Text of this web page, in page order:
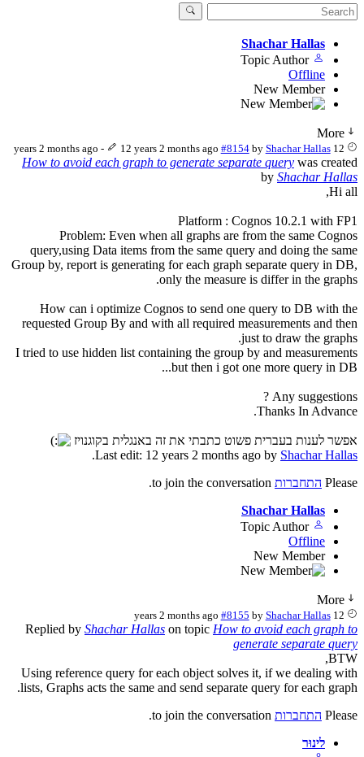
Shachar Hallas
Topic Author
Offline
New Member
More
12 years 2 months ago
- 12 years 2 months ago #8154 by Shachar Hallas
How to avoid each graph to generate separate query was created
by Shachar Hallas
Hi all,
Platform : Cognos 10.2.1 with FP1
Problem: Even when all graphs are from the same Cognos
query,using Data items from the same query and doing the same
Group by, report is generating for each graph separate query in DB,
only the measure is differ in the graphs.
How can i optimize Cognos to send one query to DB with the
requested Group By and with all required measurements and then
just to draw the graphs.
I tried to use hidden list containing the group by and measurements
but then i got one more query in DB...
Any suggestions ?
Thanks In Advance.
אפשר לענות בעברית פשוט כתבתי את זה באנגלית בקוגנויז
Last edit: 12 years 2 months ago by Shachar Hallas
.
Please התחברות
Shachar Hallas
Topic Author
Offline
New Member
More
12 years 2 months ago
#8155 by Shachar Hallas
Replied by Shachar Hallas on topic How to avoid each graph to
generate separate query
BTW,
Using reference query for each object solves it, if we dealing with
lists, Graphs acts the same and send separate query for each graph.
Please התחברות
לינוּר